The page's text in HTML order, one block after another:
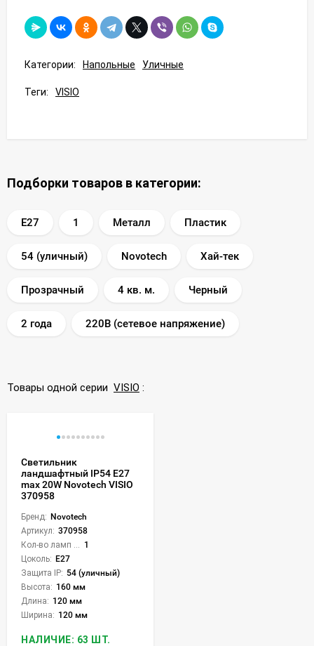
Категории: Напольные Уличные
Теги: VISIO
Подборки товаров в категории:
E27 1 Металл Пластик
54 (уличный) Novotech Хай-тек
Прозрачный 4 кв. м. Черный
2 года 220В (сетевое напряжение)
Товары одной серии VISIO :
Светильник
ландшафтный IP54 E27
max 20W Novotech VISIO
370958
Бренд: Novotech
Артикул: 370958
1
Цоколь: E27
Защита IP: 54 (уличный)
Высота: 160 мм
Длина: 120 мм
Ширина: 120 мм
НАЛИЧИЕ: 63 ШТ.